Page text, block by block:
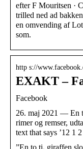
efter F Mouritsen ·
trilled ned ad
en omvending af
som.
http s://
EXAKT –
Facebook
26. maj 2021 — En
rimer og remser,
text that says ’12 1
”En to ti, giraffen